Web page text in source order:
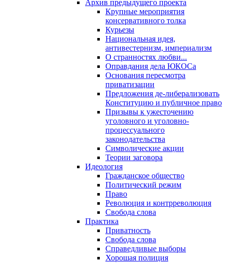
Архив предыдущего проекта
Крупные мероприятия
консервативного толка
Курьезы
Национальная идея,
антивестернизм, империализм
О странностях любви...
Оправдания дела ЮКОСа
Основания пересмотра
приватизации
Предложения де-либерализовать
Конституцию и публичное право
Призывы к ужесточению
уголовного и уголовно-
процессуального
законодательства
Символические акции
Теории заговора
Идеология
Гражданское общество
Политический режим
Право
Революция и контрреволюция
Свобода слова
Практика
Приватность
Свобода слова
Справедливые выборы
Хорошая полиция